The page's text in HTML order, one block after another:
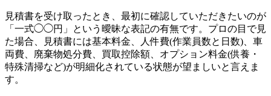
見積書を受け取ったとき、最初に確認していただきたいのが
「一式◯◯円」という曖昧な表記の有無です。プロの目で見
た場合、見積書には基本料金、人件費(作業員数と日数)、車
両費、廃棄物処分費、買取控除額、オプション料金(供養・
特殊清掃など)が明細化されている状態が望ましいと言えま
す。